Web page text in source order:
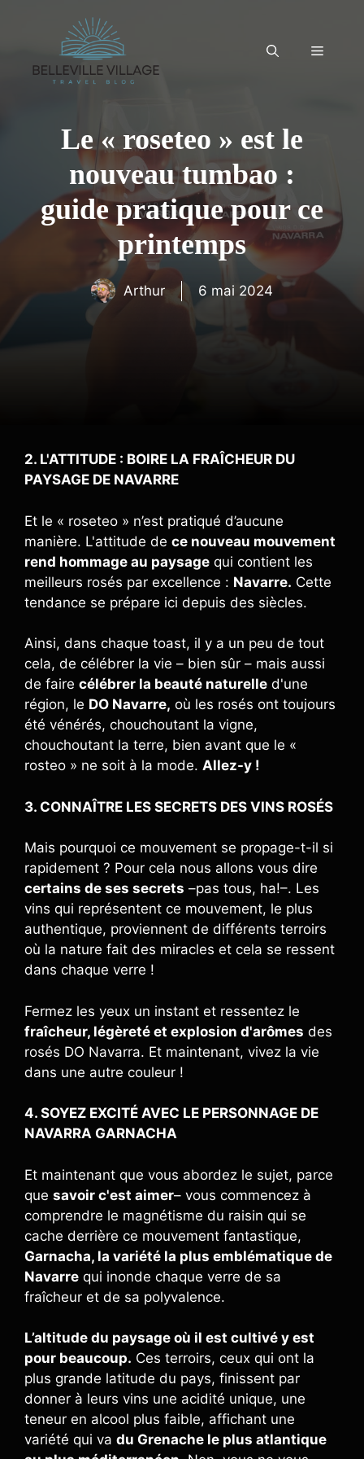
Menu
Le « roseteo » est le
nouveau tumbao :
guide pratique pour ce
printemps
Arthur 6 mai 2024
2. L'ATTITUDE : BOIRE LA FRAÎCHEUR DU
PAYSAGE DE NAVARRE
Et le « roseteo » n’est pratiqué d’aucune
manière. L'attitude de ce nouveau mouvement
rend hommage au paysage qui contient les
meilleurs rosés par excellence : Navarre. Cette
tendance se prépare ici depuis des siècles.
Ainsi, dans chaque toast, il y a un peu de tout
cela, de célébrer la vie – bien sûr – mais aussi
de faire célébrer la beauté naturelle d'une
région, le DO Navarre, où les rosés ont toujours
été vénérés, chouchoutant la vigne,
chouchoutant la terre, bien avant que le «
rosteo » ne soit à la mode. Allez-y !
3. CONNAÎTRE LES SECRETS DES VINS ROSÉS
Mais pourquoi ce mouvement se propage-t-il si
rapidement ? Pour cela nous allons vous dire
certains de ses secrets –pas tous, ha!–. Les
vins qui représentent ce mouvement, le plus
authentique, proviennent de différents terroirs
où la nature fait des miracles et cela se ressent
dans chaque verre !
Fermez les yeux un instant et ressentez le
fraîcheur, légèreté et explosion d'arômes des
rosés DO Navarra. Et maintenant, vivez la vie
dans une autre couleur !
4. SOYEZ EXCITÉ AVEC LE PERSONNAGE DE
NAVARRA GARNACHA
Et maintenant que vous abordez le sujet, parce
que savoir c'est aimer– vous commencez à
comprendre le magnétisme du raisin qui se
cache derrière ce mouvement fantastique,
Garnacha, la variété la plus emblématique de
Navarre qui inonde chaque verre de sa
fraîcheur et de sa polyvalence.
L’altitude du paysage où il est cultivé y est
pour beaucoup. Ces terroirs, ceux qui ont la
plus grande latitude du pays, finissent par
donner à leurs vins une acidité unique, une
teneur en alcool plus faible, affichant une
variété qui va du Grenache le plus atlantique